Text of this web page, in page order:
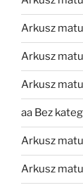
Arkusz
Arkusz
Arkusz
aa Bez
Arkusz
Arkusz